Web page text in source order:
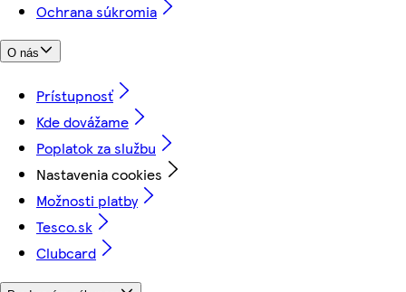
Ochrana súkromia
O nás
Prístupnosť
Kde dovážame
Poplatok za službu
Nastavenia cookies
Možnosti platby
Tesco.sk
Clubcard